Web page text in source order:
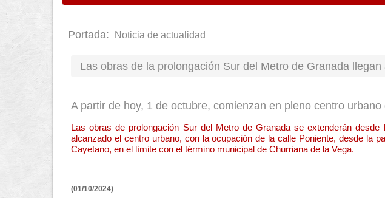
Portada: Noticia de actualidad
Las obras de la prolongación Sur del Metro de Granada llegan
A partir de hoy, 1 de octubre, comienzan en pleno centro
Las obras de prolongación Sur del Metro de Granada se extenderán
alcanzado el centro urbano, con la ocupación de la calle Poniente, desde la
Cayetano, en el límite con el término municipal de Churriana de la Vega.
(01/10/2024)